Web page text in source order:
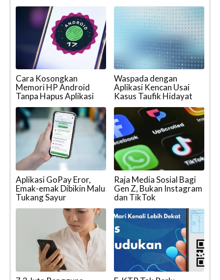
Cara Kosongkan
Memori HP Android
Tanpa Hapus Aplikasi
Waspada dengan
Aplikasi Kencan Usai
Kasus Taufik Hidayat
Aplikasi GoPay Eror,
Emak-emak Dibikin Malu
Tukang Sayur
Raja Media Sosial Bagi
Gen Z, Bukan Instagram
dan TikTok